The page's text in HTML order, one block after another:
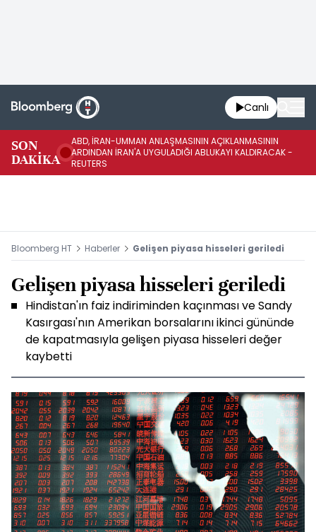
Canlı
SON
DAKİKA
ABD, İRAN-UMMAN ANLAŞMASININ AÇIKLANMASININ
ARDINDAN İRAN'A UYGULADIĞI ABLUKAYI KALDIRACAK -
REUTERS
Bloomberg HT Haberler Gelişen piyasa hisseleri geriledi
Gelişen piyasa hisseleri geriledi
Hindistan'ın faiz indiriminden kaçınması ve Sandy
Kasırgası'nın Amerikan borsalarını ikinci gününde
de kapatmasıyla gelişen piyasa hisseleri değer
kaybetti